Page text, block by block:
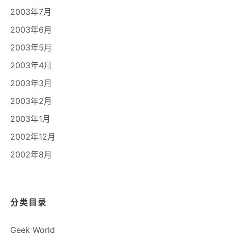
2003年7月
2003年6月
2003年5月
2003年4月
2003年3月
2003年2月
2003年1月
2002年12月
2002年8月
分类目录
Geek World